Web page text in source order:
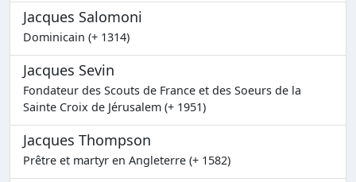
Jacques Salomoni
Dominicain (+ 1314)
Jacques Sevin
Fondateur des Scouts de France et des Soeurs de la
Sainte Croix de Jérusalem (+ 1951)
Jacques Thompson
Prêtre et martyr en Angleterre (+ 1582)